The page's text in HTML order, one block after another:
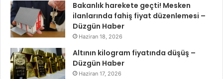
Bakanlık harekete geçti! Mesken
ilanlarında fahiş fiyat düzenlemesi –
Düzgün Haber
Haziran 18, 2026
Altının kilogram fiyatında düşüş –
Düzgün Haber
Haziran 17, 2026